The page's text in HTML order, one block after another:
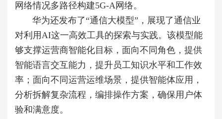
网络情况多路径构建5G-A网络。
华为还发布了“通信大模型”，展现了通信业
对利用AI这一高效工具的探索与实践。该模型能
够支撑运营商智能化目标，面向不同角色，提供
智能语言交互能力，提升员工知识水平和工作效
率；面向不同运营运维场景，提供智能体应用，
分析拆解复杂流程，编排操作方案，确保用户体
验和满意度。